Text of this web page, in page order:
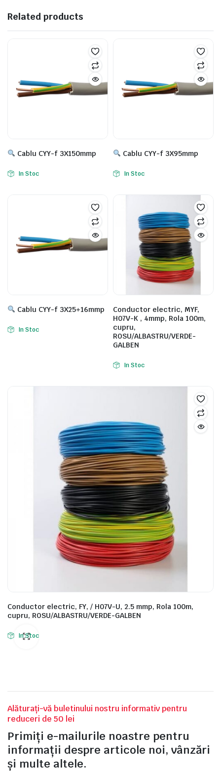
Related products
Cablu CYY-f 3X150mmp
In Stoc
Cablu CYY-f 3X95mmp
In Stoc
Cablu CYY-f 3X25+16mmp
In Stoc
Conductor electric, MYF,
H07V-K , 4mmp, Rola 100m,
cupru,
ROSU/ALBASTRU/VERDE-
GALBEN
In Stoc
Conductor electric, FY, / H07V-U, 2.5 mmp, Rola 100m,
cupru, ROSU/ALBASTRU/VERDE-GALBEN
In Stoc
Alăturați-vă buletinului nostru informativ pentru
reduceri de 50 lei
Primiți e-mailurile noastre pentru
informații despre articole noi, vânzări
și multe altele.